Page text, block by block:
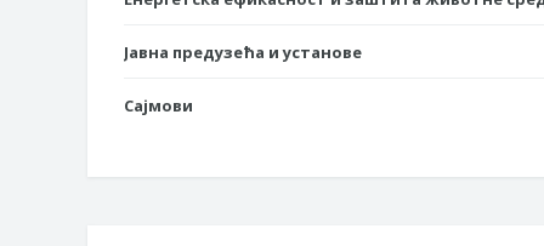
Јавна предузећа и установе
Сајмови